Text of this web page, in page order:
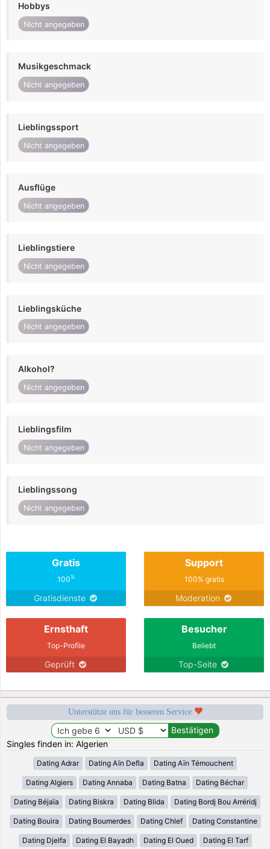
Hobbys
Nicht angegeben
Musikgeschmack
Nicht angegeben
Lieblingssport
Nicht angegeben
Ausflüge
Nicht angegeben
Lieblingstiere
Nicht angegeben
Lieblingsküche
Nicht angegeben
Alkohol?
Nicht angegeben
Lieblingsfilm
Nicht angegeben
Lieblingssong
Nicht angegeben
Gratis
100%
Gratisdienste
Support
100% gratis
Moderation
Ernsthaft
Top-Profile
Geprüft
Besucher
Beliebt
Top-Seite
Unterstütze uns für besseren Service
Singles finden in: Algerien
Dating Adrar Dating Aïn Defla Dating Aïn Témouchent
Dating Algiers Dating Annaba Dating Batna Dating Béchar
Dating Béjaïa Dating Biskra Dating Blida Dating Bordj Bou Arréridj
Dating Bouira Dating Boumerdes Dating Chlef Dating Constantine
Dating Djelfa Dating El Bayadh Dating El Oued Dating El Tarf